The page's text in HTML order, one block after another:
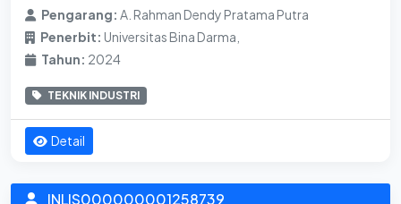
Pengarang: A. Rahman Dendy Pratama Putra
Penerbit: Universitas Bina Darma,
Tahun: 2024
TEKNIK INDUSTRI
Detail
INLIS000000001258739